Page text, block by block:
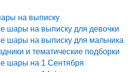
на выписку
шары на выписку для девочки
шары на выписку для мальчика
и тематические подборки
шары на 1 Сентября